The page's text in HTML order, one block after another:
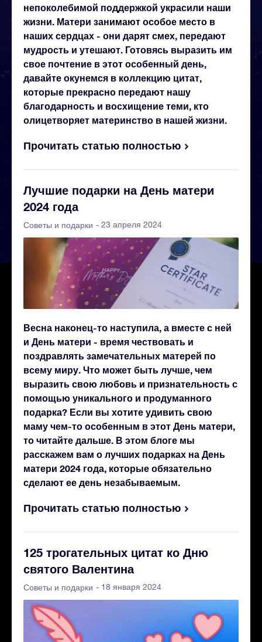
непоколебимой поддержкой украсили наши
жизни. Матери занимают особое место в
наших сердцах - они дарят смех, передают
мудрость и утешают. Готовясь выразить им
свое почтение в этот особенный день,
давайте окунемся в коллекцию цитат,
которые прекрасно передают нашу
благодарность и восхищение теми, кто
олицетворяет материнство в нашей жизни.
Прочитать статью полностью
Лучшие подарки на День матери
2024 года
Советы и подарки - 23 апреля 2024
Весна наконец-то наступила, а вместе с ней
и День матери - время чествовать и
поздравлять замечательных матерей по
всему миру. Что может быть лучше, чем
выразить свою любовь и признательность с
помощью уникального и продуманного
подарка? Если вы хотите удивить свою
маму чем-то особенным в этот День матери,
то читайте дальше. В этом блоге мы
расскажем вам о лучших подарках на День
матери 2024 года, которые обязательно
сделают ее день незабываемым.
Прочитать статью полностью
125 трогательных цитат ко Дню
святого Валентина
Советы и подарки - 18 января 2024